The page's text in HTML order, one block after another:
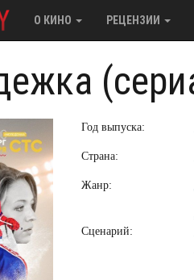
О КИНО РЕЦЕНЗИИ
Год выпуска:
Страна:
Жанр:
Сценарий: